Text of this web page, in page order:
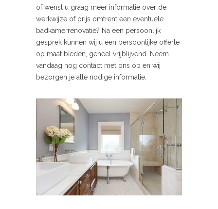
of wenst u graag meer informatie over de
werkwijze of prijs omtrent een eventuele
badkamerrenovatie? Na een persoonlijk
gesprek kunnen wij u een persoonlijke offerte
op maat bieden, geheel vrijblijvend. Neem
vandaag nog contact met ons op en wij
bezorgen je alle nodige informatie.